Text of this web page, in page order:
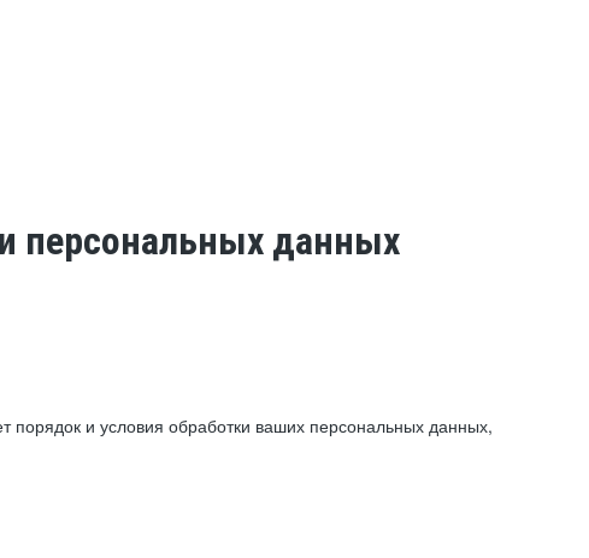
персональных данных
порядок и условия обработки ваших персональных данных,